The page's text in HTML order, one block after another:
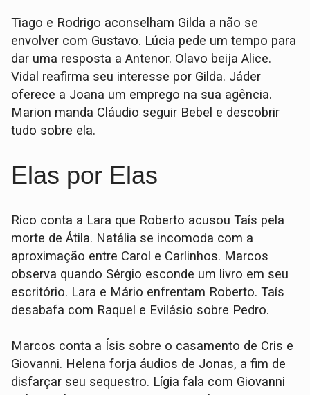
Tiago e Rodrigo aconselham Gilda a não se
envolver com Gustavo. Lúcia pede um tempo para
dar uma resposta a Antenor. Olavo beija Alice.
Vidal reafirma seu interesse por Gilda. Jáder
oferece a Joana um emprego na sua agência.
Marion manda Cláudio seguir Bebel e descobrir
tudo sobre ela.
Elas por Elas
Rico conta a Lara que Roberto acusou Taís pela
morte de Átila. Natália se incomoda com a
aproximação entre Carol e Carlinhos. Marcos
observa quando Sérgio esconde um livro em seu
escritório. Lara e Mário enfrentam Roberto. Taís
desabafa com Raquel e Evilásio sobre Pedro.
Marcos conta a Ísis sobre o casamento de Cris e
Giovanni. Helena forja áudios de Jonas, a fim de
disfarçar seu sequestro. Lígia fala com Giovanni